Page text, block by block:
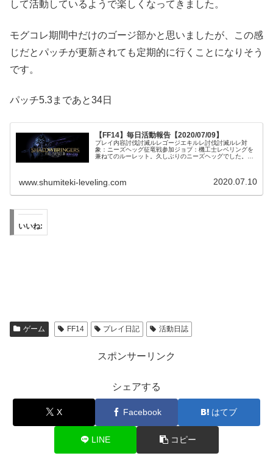
して活動しているようで楽しくなってきました。
モグコレ期間中だけのゴージ部かと思いましたが、この感
じだとパッチが更新されても定期的に行くことになりそう
です。
パッチ5.3まであと34日
【FF14】毎日活動報告【2020/07/09】
プレイ内容討伐討滅ルレゴージエキルレ討伐討滅ルレ対
象：ニーズヘッグ征竜戦参加ジョブ：機工士レベリングを
兼ねてのルーレット。久しぶりのニーズヘッグでした。極
www.shumiteki-leveling.com 2020.07.10
いいね:
ゲーム FF14 プレイ日記 活動日誌
スポンサーリンク
シェアする
X Facebook はてブ
LINE コピー